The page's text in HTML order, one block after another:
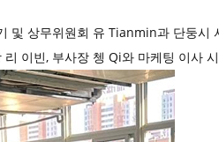
및 상무위원회 유 Tianmin과 단둥
이빈, 부사장 쳉 Qi와 마케팅 이사